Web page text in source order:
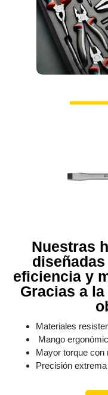
Nuestras
eficiencia y
Gracias a
Materiales
Mango
Mayor torque con
Precisión